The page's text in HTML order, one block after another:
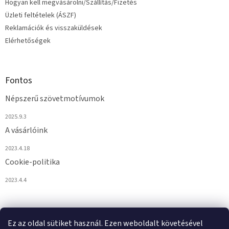
Ez az oldal sütiket használ. Ezen weboldalt követésével
Hogyan kell megvásárolni/Szállítás/Fizetés
Üzleti feltételek (ÁSZF)
Reklamációk és visszaküldések
Elérhetőségek
Fontos
Népszerű szövetmotívumok
2025.9.3
A vásárlóink
2023.4.18
Cookie-politika
2023.4.4